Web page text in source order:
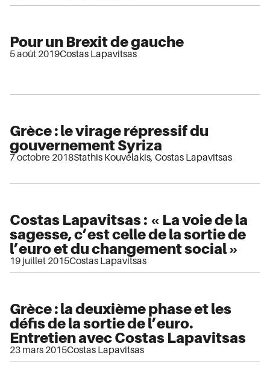
Pour un Brexit de gauche
5 août 2019Costas Lapavitsas
Grèce : le virage répressif du
gouvernement Syriza
7 octobre 2018Stathis Kouvélakis, Costas Lapavitsas
Costas Lapavitsas : « La voie de la
sagesse, c’est celle de la sortie de
l’euro et du changement social »
19 juillet 2015Costas Lapavitsas
Grèce : la deuxième phase et les
défis de la sortie de l’euro.
Entretien avec Costas Lapavitsas
23 mars 2015Costas Lapavitsas